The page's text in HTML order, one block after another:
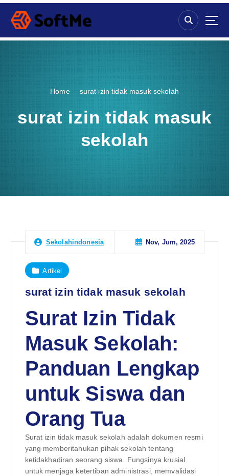
S
p
Home surat izin tidak masuk sekolah
surat izin tidak masuk
sekolah
Sekolahindonesia Nov, Jum, 2025
Artikel
surat izin tidak masuk sekolah
Surat Izin Tidak
Masuk Sekolah:
Panduan Lengkap
untuk Siswa dan
Orang Tua
Surat izin tidak masuk sekolah adalah dokumen resmi
yang memberitahukan pihak sekolah tentang
ketidakhadiran seorang siswa. Fungsinya krusial
untuk menjaga ketertiban administrasi, memvalidasi